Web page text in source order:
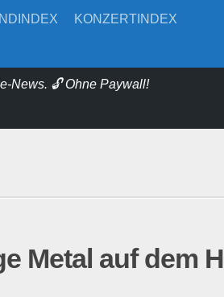
KONZERTINDEX
News. 🔓 Ohne Paywall!
Metal auf dem